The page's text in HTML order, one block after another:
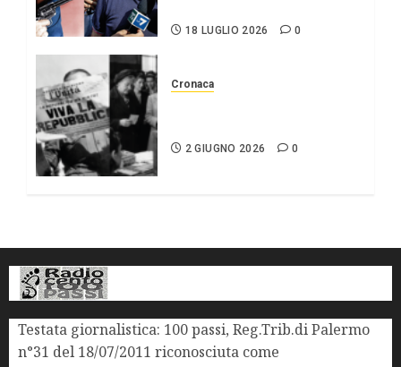
18 LUGLIO 2026 0
Cronaca
2 GIUGNO 2026 0
Testata giornalistica: 100 passi, Reg.Trib.di Palermo
n°31 del 18/07/2011 riconosciuta come